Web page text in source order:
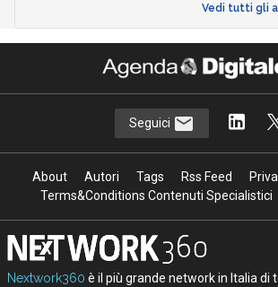
Vedi tutti gli
Seguici
About Autori Tags Rss Feed
Terms&Conditions Contenuti Specialistici
Nextwork360 è il più grande network in Italia di